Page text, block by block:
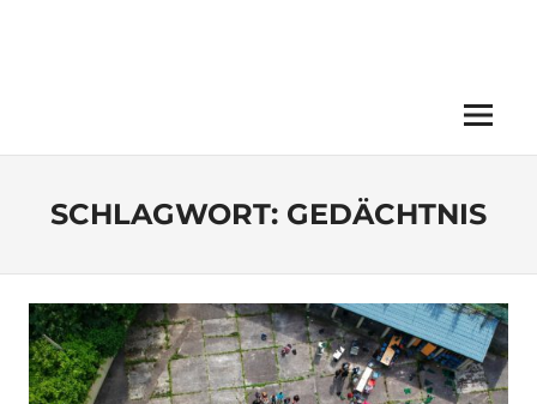
Menu
SCHLAGWORT: GEDÄCHTNIS